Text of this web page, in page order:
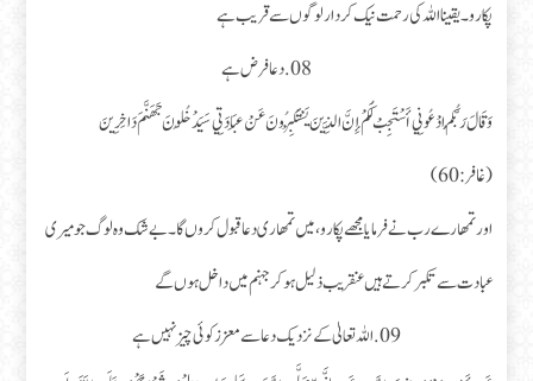
پکارو۔ یقینا اللہ کی رحمت نیک کردار لوگوں سے قریب ہے
08.دعا فرض ہے
وَقَالَ رَبُّكُمُ ادْعُونِي أَسْتَجِبْ لَكُمْ إِنَّ الَّذِينَ يَسْتَكْبِرُونَ عَنْ عِبَادَتِي سَيَدْخُلُونَ جَهَنَّمَ دَاخِرِينَ
(غافر: 60)
اور تمھارے رب نے فرمایا مجھے پکارو، میں تمھاری دعا قبول کروں گا۔ بے شک وہ لوگ جو میری
عبادت سے تکبر کرتے ہیں عنقریب ذلیل ہو کر جہنم میں داخل ہوں گے
09.اللہ تعالیٰ کے نزدیک دعا سے معزز کوئی چیز نہیں ہے